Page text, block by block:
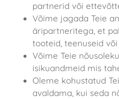
partnerid või
Võime jagada Teie
äripartneritega, et
tooteid, teenuseid
Võime Teie
isikuandmeid mis
Oleme kohustatud
avaldama, kui seda